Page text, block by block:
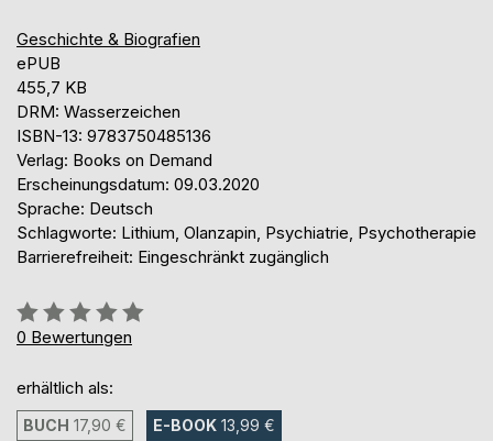
Geschichte & Biografien
ePUB
455,7 KB
DRM: Wasserzeichen
ISBN-13: 9783750485136
Verlag: Books on Demand
Erscheinungsdatum: 09.03.2020
Sprache: Deutsch
Schlagworte: Lithium, Olanzapin, Psychiatrie, Psychotherapie
Barrierefreiheit: Eingeschränkt zugänglich
Bewertung::
0%
0 Bewertungen
erhältlich als:
BUCH 17,90 € E-BOOK 13,99 €